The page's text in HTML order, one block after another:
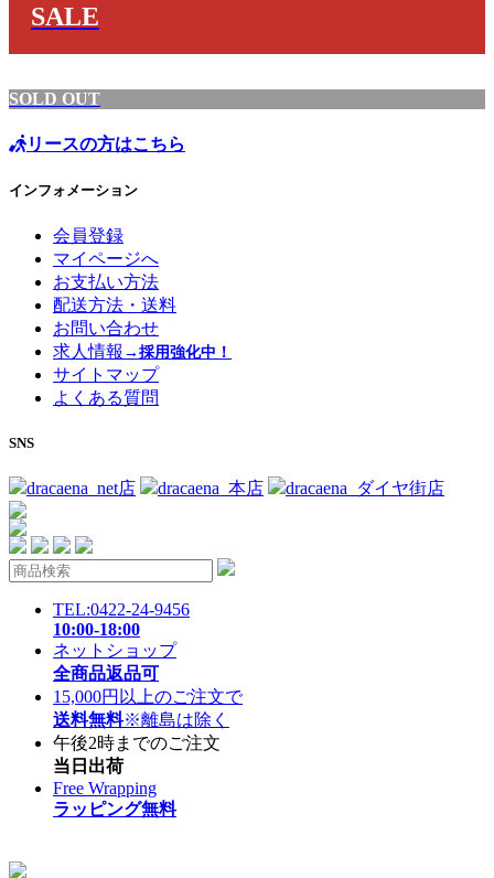
SALE
SOLD OUT
リースの方はこちら
インフォメーション
会員登録
マイページへ
お支払い方法
配送方法・送料
お問い合わせ
求人情報 →採用強化中！
サイトマップ
よくある質問
SNS
dracaena_net店 dracaena_本店 dracaena_ダイヤ街店
TEL:0422-24-9456
10:00-18:00
ネットショップ
全商品返品可
15,000円以上のご注文で
送料無料※離島は除く
午後2時までのご注文
当日出荷
Free Wrapping
ラッピング無料